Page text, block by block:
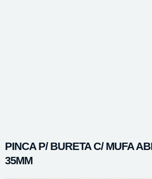
PINCA P/ BURETA C/ MUFA
35MM